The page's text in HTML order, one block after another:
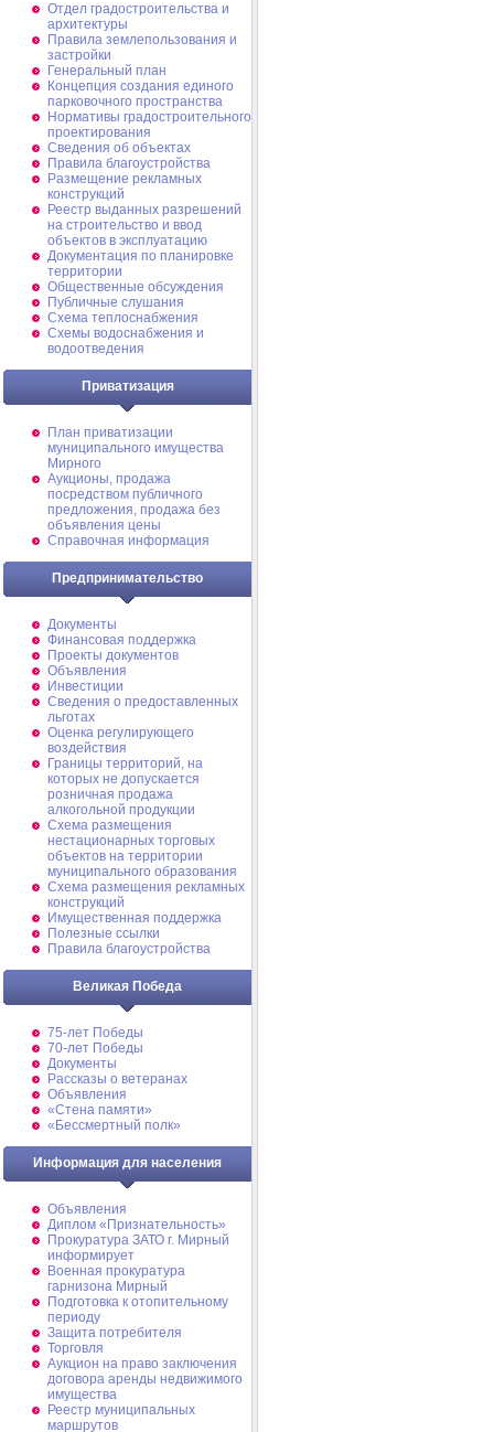
Отдел градостроительства и
архитектуры
Правила землепользования и
застройки
Генеральный план
Концепция создания единого
парковочного пространства
Нормативы градостроительного
проектирования
Сведения об объектах
Правила благоустройства
Размещение рекламных
конструкций
Реестр выданных разрешений
на строительство и ввод
объектов в эксплуатацию
Документация по планировке
территории
Общественные обсуждения
Публичные слушания
Схема теплоснабжения
Схемы водоснабжения и
водоотведения
Приватизация
План приватизации
муниципального имущества
Мирного
Аукционы, продажа
посредством публичного
предложения, продажа без
объявления цены
Справочная информация
Предпринимательство
Документы
Финансовая поддержка
Проекты документов
Объявления
Инвестиции
Сведения о предоставленных
льготах
Оценка регулирующего
воздействия
Границы территорий, на
которых не допускается
розничная продажа
алкогольной продукции
Схема размещения
нестационарных торговых
объектов на территории
муниципального образования
Схема размещения рекламных
конструкций
Имущественная поддержка
Полезные ссылки
Правила благоустройства
Великая Победа
75-лет Победы
70-лет Победы
Документы
Рассказы о ветеранах
Объявления
«Стена памяти»
«Бессмертный полк»
Информация для населения
Объявления
Диплом «Признательность»
Прокуратура ЗАТО г. Мирный
информирует
Военная прокуратура
гарнизона Мирный
Подготовка к отопительному
периоду
Защита потребителя
Торговля
Аукцион на право заключения
договора аренды недвижимого
имущества
Реестр муниципальных
маршрутов